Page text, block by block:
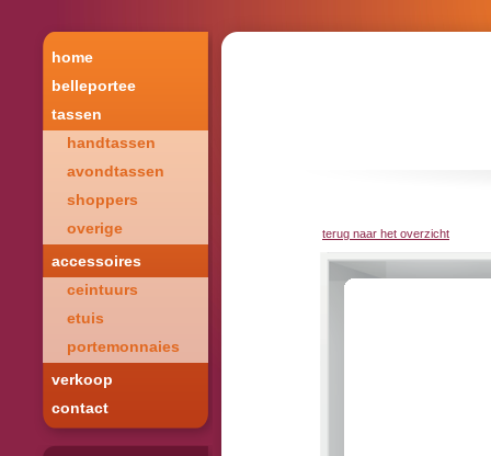
home
belleportee
tassen
handtassen
avondtassen
shoppers
overige
accessoires
ceintuurs
etuis
portemonnaies
verkoop
contact
terug naar het overzicht